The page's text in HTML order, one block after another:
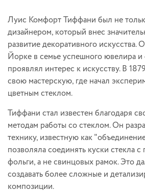
Луис Комфорт Тиффани был не
дизайнером, который внес
развитие декоративного
Йорке в семье успешного ювелира и
проявлял интерес к искусству. В
свою мастерскую, где начал
цветным стеклом.
Тиффани стал известен благодаря
методам работы со стеклом. Он
технику, известную как
позволяла соединять куски стекла
фольги, а не свинцовых рамок. Это
создавать более сложные и
композиции.